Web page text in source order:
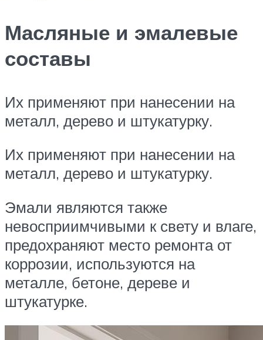
Масляные и эмалевые
составы
Их применяют при нанесении на
металл, дерево и штукатурку.
Их применяют при нанесении на
металл, дерево и штукатурку.
Эмали являются также
невосприимчивыми к свету и влаге,
предохраняют место ремонта от
коррозии, используются на
металле, бетоне, дереве и
штукатурке.